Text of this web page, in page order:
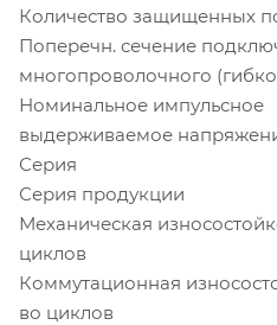
Количество защищенных
Поперечн. сечение
многопроволочного
Номинальное импульсное
выдерживаемое
Серия
Серия продукции
Механическая
циклов
Коммутационная
во циклов